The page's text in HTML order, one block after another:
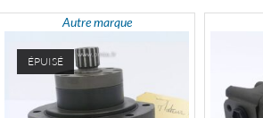
Autre marque
ÉPUISÉ